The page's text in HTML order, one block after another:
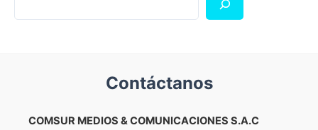
Contáctanos
COMSUR MEDIOS & COMUNICACIONES S.A.C